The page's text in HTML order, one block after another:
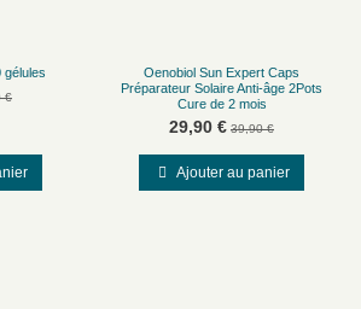
gélules
€
Oenobiol Sun Expert Caps
Préparateur Solaire Anti-âge 2Pots
Cure de 2 mois
29,90 € 39,90 €
Ajouter au panier